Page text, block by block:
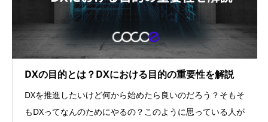
DXの目的とは？DXにおける目的の重要性を解説
DXを推進したいけど何から始めたら良いのだろう？そもそ
もDXってなんのためにやるの？このように思っている人が